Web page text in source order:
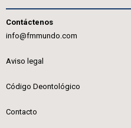
Contáctenos
info@fmmundo.com
Aviso legal
Código Deontológico
Contacto